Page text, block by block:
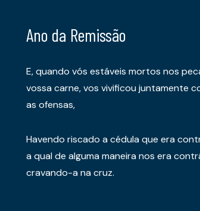
Ano da Remissão
E, quando vós estáveis mortos nos
vossa carne, vos vivificou juntamente
as ofensas,
Havendo riscado a cédula que era
a qual de alguma maneira nos era
cravando-a na cruz.